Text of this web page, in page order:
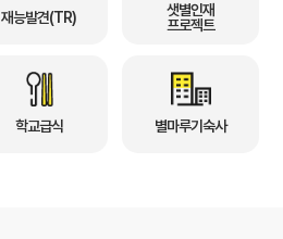
재능발견(TR)
샛별인재
프로젝트
학교급식 별마루기숙사